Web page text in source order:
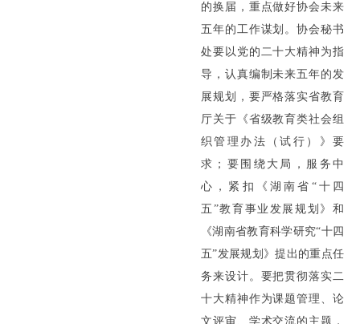
的换届，重点做好协会未来
五年的工作谋划。协会秘书
处要以党的二十大精神为指
导，认真编制未来五年的发
展规划，要严格落实省教育
厅关于《省级教育类社会组
织管理办法（试行）》要
求；要围绕大局，服务中
心，紧扣《湖南省“十四
五”教育事业发展规划》和
《湖南省教育科学研究“十四
五”发展规划》提出的重点任
务来设计。要把贯彻落实二
十大精神作为课题管理、论
文评审、学术交流的主题，